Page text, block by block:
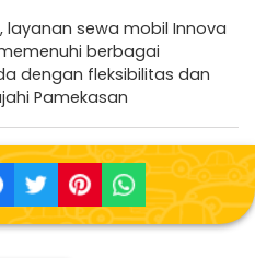
layanan sewa mobil Innova
berbagai
dengan fleksibilitas dan
Pamekasan